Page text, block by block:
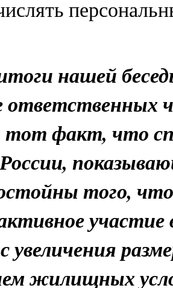
нашей
ответственных
тот факт, что
того,
участие
увеличения
жилищных